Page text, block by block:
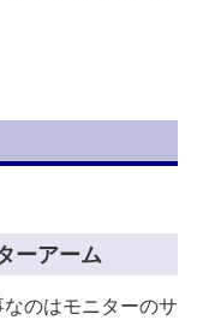
ーアーム
のはモニターのサ